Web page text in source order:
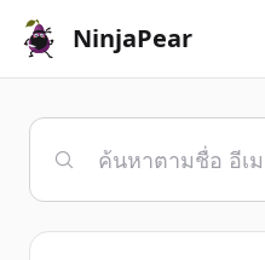
NinjaPear